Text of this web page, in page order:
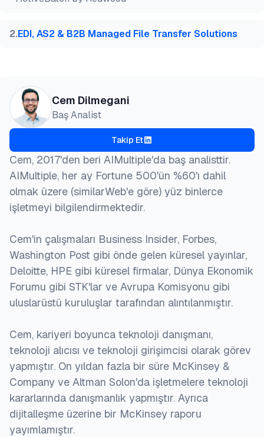
2.EDI, AS2 & B2B Managed File Transfer Solutions
Cem Dilmegani
Baş Analist
Takip Et
Cem, 2017'den beri AIMultiple'da baş analisttir.
AIMultiple, her ay Fortune 500'ün %60'ı dahil
olmak üzere (similarWeb'e göre) yüz binlerce
işletmeyi bilgilendirmektedir.
Cem'in çalışmaları Business Insider, Forbes,
Washington Post gibi önde gelen küresel yayınlar,
Deloitte, HPE gibi küresel firmalar, Dünya Ekonomik
Forumu gibi STK'lar ve Avrupa Komisyonu gibi
uluslarüstü kuruluşlar tarafından alıntılanmıştır.
Cem, kariyeri boyunca teknoloji danışmanı,
teknoloji alıcısı ve teknoloji girişimcisi olarak görev
yapmıştır. On yıldan fazla bir süre McKinsey &
Company ve Altman Solon'da işletmelere teknoloji
kararlarında danışmanlık yapmıştır. Ayrıca
dijitalleşme üzerine bir McKinsey raporu
yayımlamıştır.